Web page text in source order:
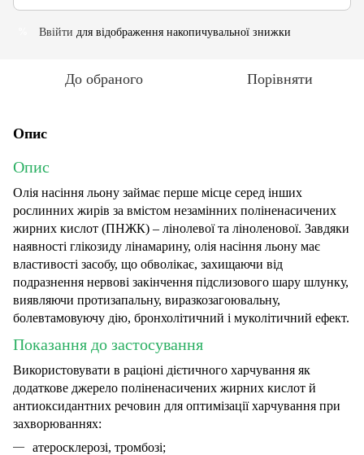
Ввійти для відображення накопичувальної знижки
До обраного Порівняти
Опис
Опис
Олія насіння льону займає перше місце серед інших
рослинних жирів за вмістом незамінних поліненасичених
жирних кислот (ПНЖК) – лінолевої та ліноленової. Завдяки
наявності глікозиду лінамарину, олія насіння льону має
властивості засобу, що обволікає, захищаючи від
подразнення нервові закінчення підслизового шару шлунку,
виявляючи протизапальну, виразкозагоювальну,
болевтамовуючу дію, бронхолітичний і муколітичний ефект.
Показання до застосування
Використовувати в раціоні дієтичного харчування як
додаткове джерело поліненасичених жирних кислот й
антиоксидантних речовин для оптимізації харчування при
захворюваннях:
атеросклерозі, тромбозі;